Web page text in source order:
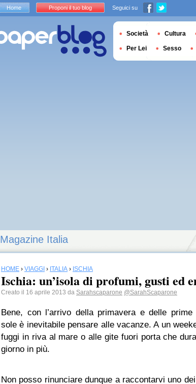
Magazine Italia
HOME › VIAGGI › ITALIA › ISCHIA
Ischia: un’isola di profumi, gusti ed
Creato il 16 aprile 2013 da Sarahscaparone @SarahScaparone
Bene, con l’arrivo della primavera e delle prime
sole è inevitabile pensare alle vacanze. A un
fuggi in riva al mare o alle gite fuori porta che
giorno in più.
Non posso rinunciare dunque a raccontarvi uno
Home Proponi il tuo blog Seguici su
Società Cultura
Per Lei Sesso